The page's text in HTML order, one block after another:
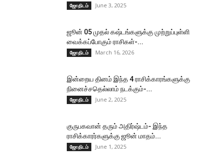
ஜோதிடம் June 3, 2025
ஜூன் 05 முதல் கஷ்டங்களுக்கு முற்றுப்புள்ளி
வைக்கப்போகும் ராசிகள்-...
ஜோதிடம் March 16, 2026
இன்றைய தினம் இந்த 4 ராசிக்காரங்களுக்கு
நினைச்சதெல்லாம் நடக்கும்-...
ஜோதிடம் June 2, 2025
குருபகவான் தரும் அதிர்ஷ்டம்- இந்த
ராசிக்காரர்களுக்கு ஜூன் மாதம்...
ஜோதிடம் June 1, 2025